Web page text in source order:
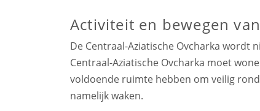
Activiteit en bewegen
De Centraal-Aziatische Ovcharka wordt
Centraal-Aziatische Ovcharka moet
voldoende ruimte hebben om veilig
namelijk waken.